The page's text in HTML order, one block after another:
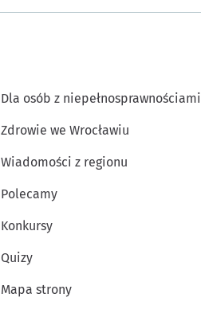
Dla osób z niepełnosprawnościami
Zdrowie we Wrocławiu
Wiadomości z regionu
Polecamy
Konkursy
Quizy
Mapa strony